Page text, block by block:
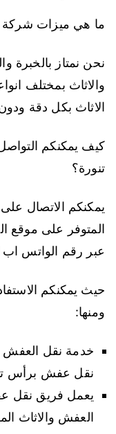
ما هي ميزات
نحن نمتاز بالخبرة
والاثاث بمختلف
الاثاث بكل دقة
كيف يمكنكم
تنورة؟
يمكنكم الاتصال
المتوفر على موقع
عبر رقم الواتس اب
حيث يمكنكم
ومنها:
خدمة نقل
نقل عفش برأس
يعمل فريق نقل
العفش والاثاث